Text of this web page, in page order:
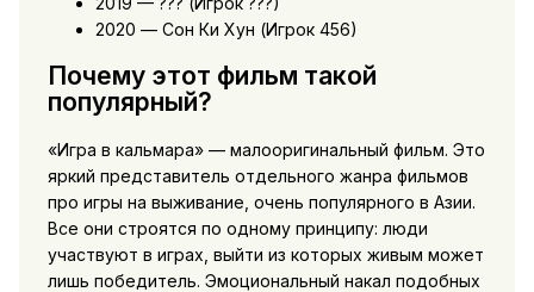
2020 — Сон Ки Хун (Игрок 456)
Почему этот фильм такой
популярный?
«Игра в кальмара» — малооригинальный фильм. Это
яркий представитель отдельного жанра фильмов
про игры на выживание, очень популярного в Азии.
Все они строятся по одному принципу: люди
участвуют в играх, выйти из которых живым может
лишь победитель. Эмоциональный накал подобных